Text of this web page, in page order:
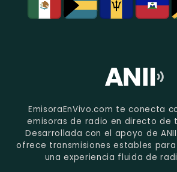
EmisoraEnVivo.com te conecta
emisoras de radio en directo de
Desarrollada con el apoyo de
ofrece transmisiones estables
una experiencia fluida de